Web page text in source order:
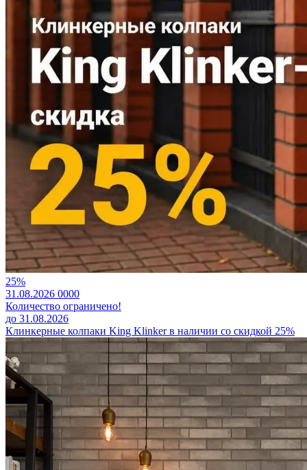
25%
31.08.2026 0000
Количество ограничено!
до 31.08.2026
Клинкерные колпаки King Klinker в наличии со скидкой 25%